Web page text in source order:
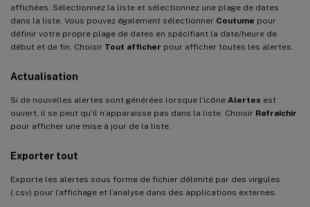
affichées. Sélectionnez la liste et sélectionnez une plage de dates
dans la liste. Vous pouvez également sélectionner Coutume pour
définir votre propre plage de dates en spécifiant la date/heure de
début et de fin. Choisir Tout afficher pour afficher toutes les alertes.
Actualisation
Si de nouvelles alertes sont générées lorsque l’icône Alertes est
ouvert, il se peut qu’il n’apparaisse pas dans la liste. Choisir Rafraîchir
pour afficher une mise à jour de la liste.
Exporter tout
Exporte les alertes sous forme de fichier délimité par des virgules
(.csv) pour l’affichage et l’analyse dans des applications externes.